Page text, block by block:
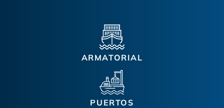
ARMATORIAL
PUERTOS